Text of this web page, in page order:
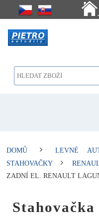
.
DOMŮ LEVNÉ
STAHOVAČKY
ZADNÍ EL. RENAULT